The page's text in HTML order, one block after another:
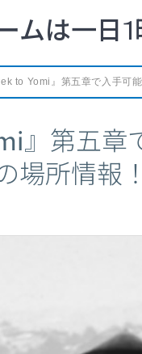
ムは一日
to Yomi』第五章で入手可
』第五章
場所情報！